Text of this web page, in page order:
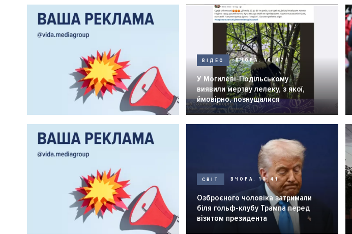
ВІДЕО ВЧОРА, 10:47
У Могилеві-Подільському
виявили мертву лелеку, з якої,
ймовірно, познущалися
СВІТ ВЧОРА, 10:41
Озброєного чоловіка затримали
біля гольф-клубу Трампа перед
візитом президента